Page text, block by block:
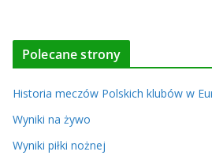
Polecane strony
Historia meczów Polskich klubów w
Wyniki na żywo
Wyniki piłki nożnej